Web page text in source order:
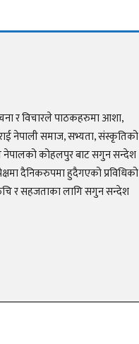
र विचारले पाठकहरुमा आशा,
नेपाली समाज, सभ्यता, संस्कृतिको
नेपालको कोहलपुर बाट सगुन सन्देश
दैनिकरुपमा हुदैगएको प्रविधिको
र सहजताका लागि सगुन सन्देश